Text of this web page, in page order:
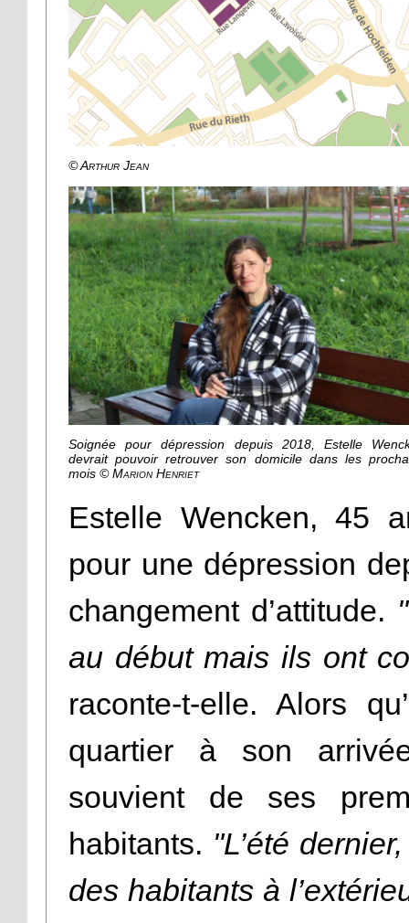
© Arthur Jean
Soignée pour dépression depuis 2018, Estelle
devrait pouvoir retrouver son domicile dans les
mois © Marion Henriet
Estelle Wencken, 45
pour une dépression
changement d’attitude.
au début mais ils ont
raconte-t-elle. Alors
quartier à son
souvient de ses
habitants. "L’été
des habitants à